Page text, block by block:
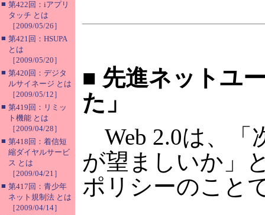
■ 第422回：iアプリ
タッチ とは
［2009/05/26］
■ 第421回：HSUPA
とは
［2009/05/20］
■ 第420回：デジタ
ルサイネージ とは
［2009/05/12］
■ 第419回：リミッ
ト機能 とは
［2009/04/28］
■ 第418回：着信短
縮ダイヤルサービ
ス とは
［2009/04/21］
■ 第417回：青少年
ネット規制法 とは
［2009/04/14］
■ 先進ネットユ
た」
Web 2.0は、「
が望ましいか」
ポリシーのこと